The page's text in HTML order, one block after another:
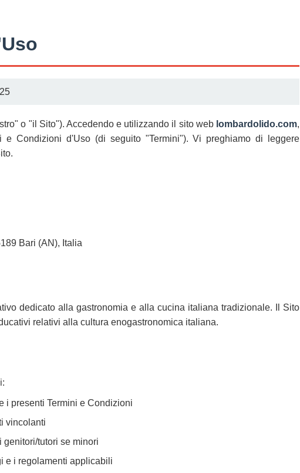
o "il Sito"). Accedendo e utilizzando il sito web lombardolido.com,
e Condizioni d'Uso (di seguito "Termini"). Vi preghiamo di leggere
Bari (AN), Italia
dedicato alla gastronomia e alla cucina italiana tradizionale. Il Sito
relativi alla cultura enogastronomica italiana.
i presenti Termini e Condizioni
vincolanti
tutori se minori
e i regolamenti applicabili